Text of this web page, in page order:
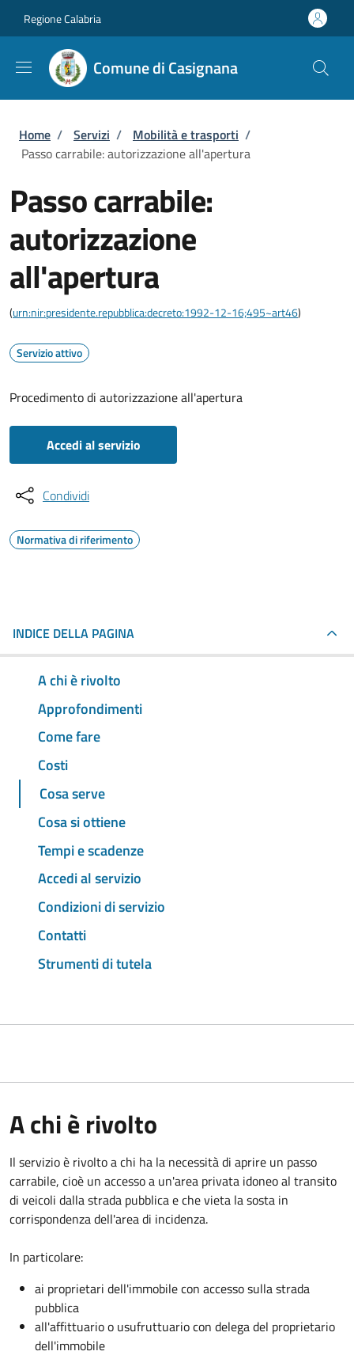
Regione Calabria
Comune di Casignana
Briciole di pane
Home / Servizi / Mobilità e trasporti /
Passo carrabile: autorizzazione all'apertura
Passo carrabile:
autorizzazione
all'apertura
(urn:nir:presidente.repubblica:decreto:1992-12-16;495~art46)
Servizio attivo
Procedimento di autorizzazione all'apertura
Accedi al servizio
Condividi
Normativa di riferimento
INDICE DELLA PAGINA
A chi è rivolto
Approfondimenti
Come fare
Costi
Cosa serve
Cosa si ottiene
Tempi e scadenze
Accedi al servizio
Condizioni di servizio
Contatti
Strumenti di tutela
A chi è rivolto
Il servizio è rivolto a chi ha la necessità di aprire un passo
carrabile, cioè un accesso a un'area privata idoneo al transito
di veicoli dalla strada pubblica e che vieta la sosta in
corrispondenza dell'area di incidenza.
In particolare:
ai proprietari dell'immobile con accesso sulla strada
pubblica
all'affittuario o usufruttuario con delega del proprietario
dell'immobile